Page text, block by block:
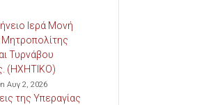
Ιερά Μονή
Τυρνάβου
(ΗΧΗΤΙΚΟ)
Αυγ 2, 2026
της Υπεραγίας